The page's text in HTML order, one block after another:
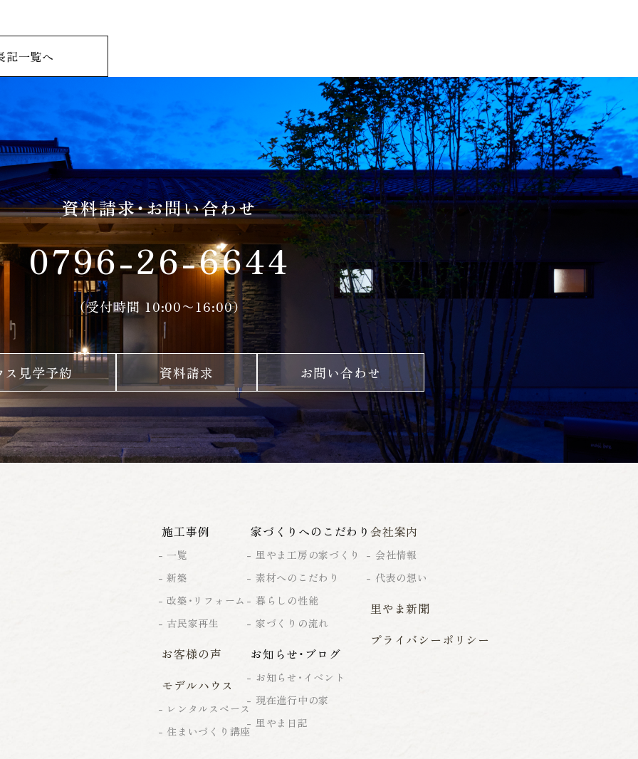
記一覧へ
資料請求・お問い合わせ
0796-26-6644
（受付時間 10:00〜16:00）
見学予約 資料請求 お問い合わせ
施工事例
一覧
新築
改築・リフォーム
古民家再生
お客様の声
モデルハウス
レンタルスペース
住まいづくり講座
家づくりへのこだわり
里やま工房の家づくり
素材へのこだわり
暮らしの性能
家づくりの流れ
お知らせ・ブログ
お知らせ・イベント
現在進行中の家
里やま日記
会社案内
会社情報
代表の想い
里やま新聞
プライバシーポリシー